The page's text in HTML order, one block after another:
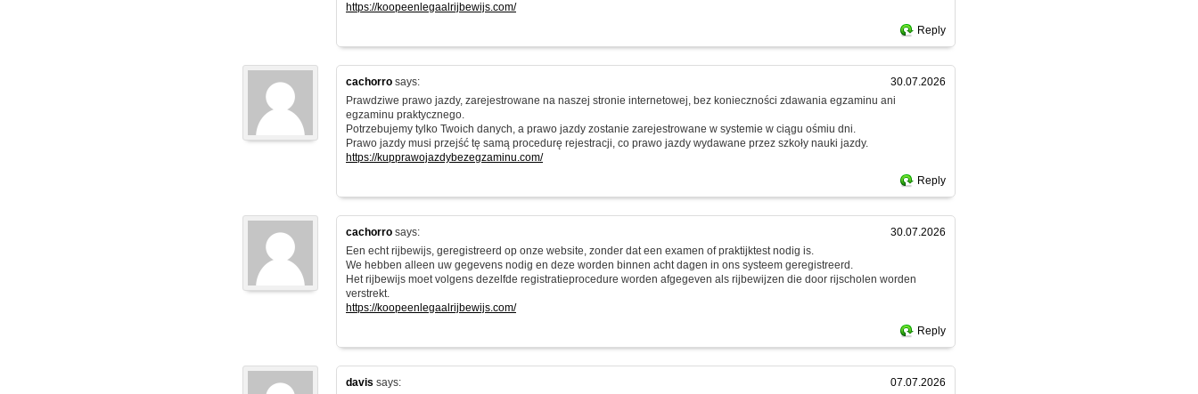
https://koopeenlegaalrijbewijs.com/
Reply
cachorro says:
30.07.2026
Prawdziwe prawo jazdy, zarejestrowane na naszej stronie internetowej, bez konieczności zdawania egzaminu ani
egzaminu praktycznego.
Potrzebujemy tylko Twoich danych, a prawo jazdy zostanie zarejestrowane w systemie w ciągu ośmiu dni.
Prawo jazdy musi przejść tę samą procedurę rejestracji, co prawo jazdy wydawane przez szkoły nauki jazdy.
https://kupprawojazdybezegzaminu.com/
Reply
cachorro says:
30.07.2026
Een echt rijbewijs, geregistreerd op onze website, zonder dat een examen of praktijktest nodig is.
We hebben alleen uw gegevens nodig en deze worden binnen acht dagen in ons systeem geregistreerd.
Het rijbewijs moet volgens dezelfde registratieprocedure worden afgegeven als rijbewijzen die door rijscholen worden
verstrekt.
https://koopeenlegaalrijbewijs.com/
Reply
davis says:
07.07.2026